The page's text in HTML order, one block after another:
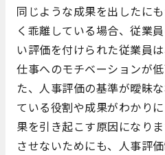
同じような成果を出したに
く乖離している場合、従業
い評価を付けられた従業員
仕事へのモチベーションが
た、人事評価の基準が曖昧
ている役割や成果がわかり
果を引き起こす原因になり
させないためにも、人事評